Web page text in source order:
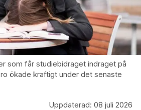
som får studiebidraget indraget på
ökade kraftigt under det senaste
Uppdaterad: 08 juli 2026